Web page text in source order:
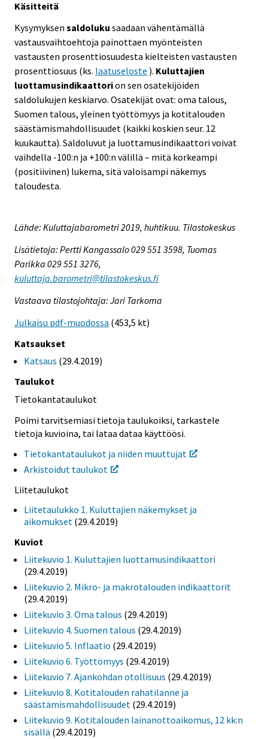
Käsitteitä
Kysymyksen saldoluku saadaan vähentämällä
vastausvaihtoehtoja painottaen myönteisten
vastausten prosenttiosuudesta kielteisten vastausten
prosenttiosuus (ks. laatuseloste ). Kuluttajien
luottamusindikaattorion sen osatekijöiden
saldolukujen keskiarvo. Osatekijät ovat: oma talous,
Suomen talous, yleinen työttömyys ja kotitalouden
säästämismahdollisuudet (kaikki koskien seur. 12
kuukautta). Saldoluvut ja luottamusindikaattori voivat
vaihdella -100:n ja +100:n välillä – mitä korkeampi
(positiivinen) lukema, sitä valoisampi näkemys
taloudesta.
Lähde: Kuluttajabarometri 2019, huhtikuu. Tilastokeskus
Lisätietoja: Pertti Kangassalo 029 551 3598, Tuomas
Parikka 029 551 3276,
kuluttaja.barometri@tilastokeskus.fi
Vastaava tilastojohtaja: Jari Tarkoma
Julkaisu pdf-muodossa (453,5 kt)
Katsaukset
Katsaus (29.4.2019)
Taulukot
Tietokantataulukot
Poimi tarvitsemiasi tietoja taulukoiksi, tarkastele
tietoja kuvioina, tai lataa dataa käyttöösi.
Tietokantataulukot ja niiden muuttujat
Arkistoidut taulukot
Liitetaulukot
Liitetaulukko 1. Kuluttajien näkemykset ja
aikomukset (29.4.2019)
Kuviot
Liitekuvio 1. Kuluttajien luottamusindikaattori
(29.4.2019)
Liitekuvio 2. Mikro- ja makrotalouden indikaattorit
(29.4.2019)
Liitekuvio 3. Oma talous (29.4.2019)
Liitekuvio 4. Suomen talous (29.4.2019)
Liitekuvio 5. Inflaatio (29.4.2019)
Liitekuvio 6. Työttömyys (29.4.2019)
Liitekuvio 7. Ajankohdan otollisuus (29.4.2019)
Liitekuvio 8. Kotitalouden rahatilanne ja
säästämismahdollisuudet (29.4.2019)
Liitekuvio 9. Kotitalouden lainanottoaikomus, 12 kk:n
sisällä (29.4.2019)